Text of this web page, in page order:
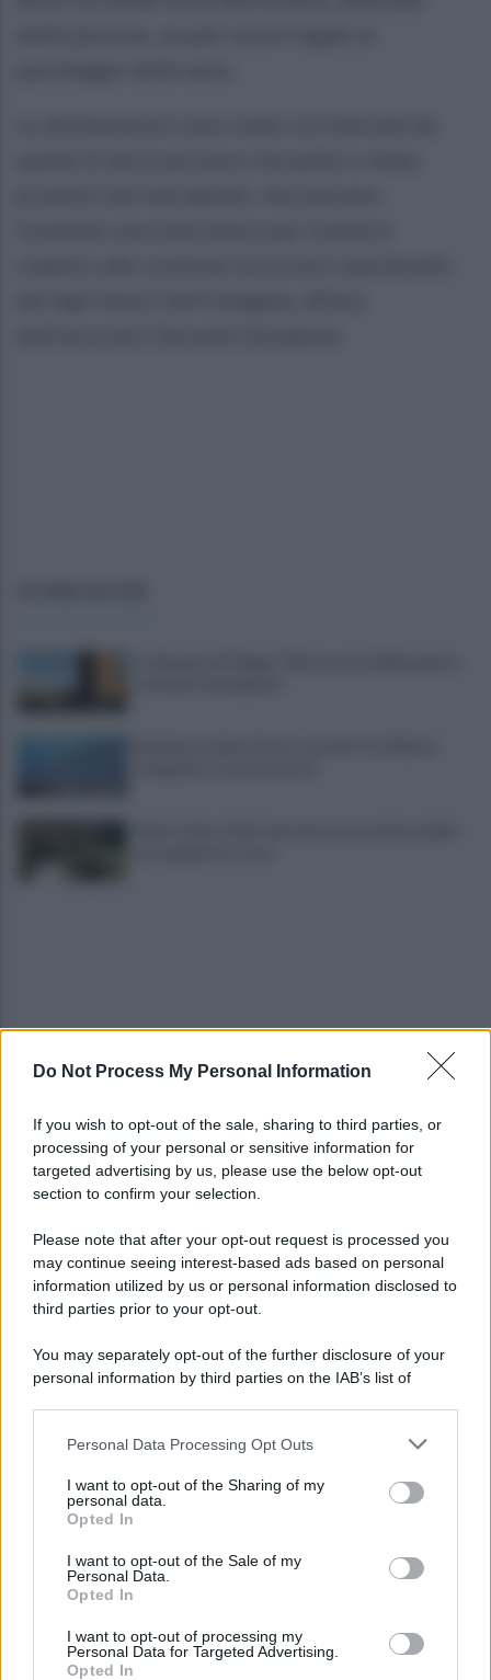
Do Not Process My Personal Information
If you wish to opt-out of the sale, sharing to third parties, or
processing of your personal or sensitive information for
targeted advertising by us, please use the below opt-out
section to confirm your selection.
Please note that after your opt-out request is processed you
may continue seeing interest-based ads based on personal
information utilized by us or personal information disclosed to
third parties prior to your opt-out.
You may separately opt-out of the further disclosure of your
personal information by third parties on the IAB’s list of
This information may also be disclosed by us to third parties
disclose it to other third parties.
Please note that this website/app uses one or more Google
services and may gather and store information including but
not limited to your visit or usage behaviour. You may click to
grant or deny consent to Google and its third-party tags to
consent section.
Personal Data Processing Opt Outs
I want to opt-out of the Sharing of my
personal data.
Opted In
I want to opt-out of the Sale of my
Personal Data.
Opted In
I want to opt-out of processing my
Personal Data for Targeted Advertising.
Opted In
Noi di Centro: "Fiducia in Vessichelli, convinti
Mastella all'Usapp: "Il Governo rafforzi l'organico
della Polizia Penitenziaria"